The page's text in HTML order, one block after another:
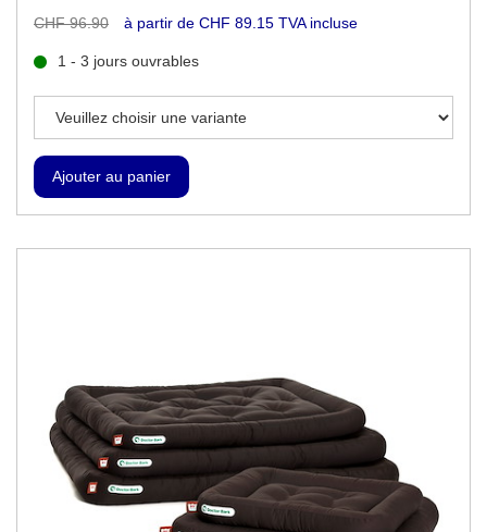
CHF 96.90
à partir de CHF 89.15 TVA incluse
1 - 3 jours ouvrables